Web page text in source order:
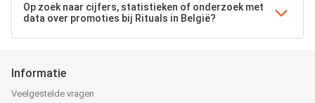
Op zoek naar cijfers, statistieken of onderzoek met
data over promoties bij Rituals in België?
Informatie
Veelgestelde vragen